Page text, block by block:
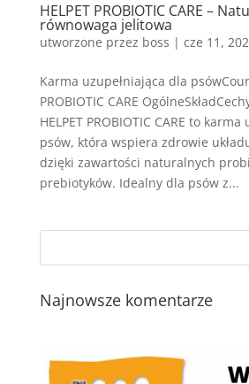
HELPET PROBIOTIC CARE –
równowaga jelitowa
utworzone przez boss | cze 11,
Karma uzupełniająca dla
PROBIOTIC CARE
HELPET PROBIOTIC CARE to
psów, która wspiera zdrowie
dzięki zawartości naturalnych
prebiotyków. Idealny dla psów z...
Najnowsze komentarze